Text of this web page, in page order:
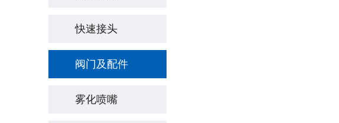
快速接头
阀门及配件
雾化喷嘴